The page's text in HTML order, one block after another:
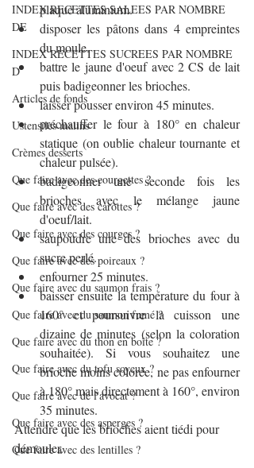
INDEX RECETTES SALEES PAR NOMBRE
DE
INDEX RECETTES SUCREES PAR NOMBRE
D
Articles de fonds
Ustensiles malins
Crèmes desserts
Que faire avec des courgettes ?
Que faire avec des carottes ?
Que faire avec des courges ?
Que faire avec des poireaux ?
Que faire avec du saumon frais ?
Que faire avec du saumon fumé ?
Que faire avec du thon en boîte ?
Que faire avec du tofu soyeux ?
Que faire avec de l'avocat ?
Que faire avec des asperges ?
Que faire avec des lentilles ?
plaque aluminium.
disposer les pâtons dans 4 empreintes
du moule.
battre le jaune d'oeuf avec 2 CS de lait
puis badigeonner les brioches.
laisser pousser environ 45 minutes.
préchauffer le four à 180° en chaleur
statique (on oublie chaleur tournante et
chaleur pulsée).
badigeonner une seconde fois les
brioches avec le mélange jaune
d'oeuf/lait.
saupoudre une des brioches avec du
sucre perlé.
enfourner 25 minutes.
baisser ensuite la température du four à
160° et poursuivre la cuisson une
dizaine de minutes (selon la coloration
souhaitée). Si vous souhaitez une
brioche moins colorée, ne pas enfourner
à 180° mais directement à 160°, environ
35 minutes.
Attendre que les brioches aient tiédi pour
démouler.